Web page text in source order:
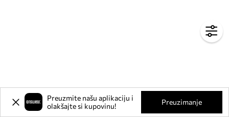
Preuzmite našu aplikaciju i
olakšajte si kupovinu!
Preuzimanje